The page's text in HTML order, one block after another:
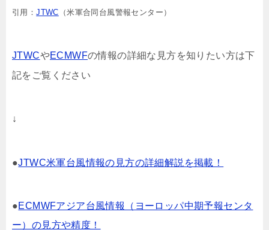
引用：JTWC （米軍合同台風警報センター）
JTWCやECMWFの情報の詳細な見方を知りたい方は下
記をご覧ください
↓
●JTWC米軍台風情報の見方の詳細解説を掲載！
●ECMWFアジア台風情報（ヨーロッパ中期予報センタ
ー）の見方や精度！